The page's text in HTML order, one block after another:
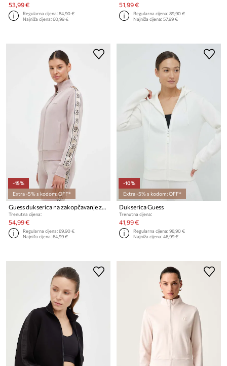
53,99 €
Regularna cijena:84,90 €
Najniža cijena:60,99 €
51,99 €
Regularna cijena:89,90 €
Najniža cijena:57,99 €
-15%
Extra -5% s kodom: OFF*
Trenutna cijena:
54,99 €
Regularna cijena:89,90 €
Najniža cijena:64,99 €
-10%
Extra -5% s kodom: OFF*
Dukserica Guess
Trenutna cijena:
41,99 €
Regularna cijena:98,90 €
Najniža cijena:46,99 €